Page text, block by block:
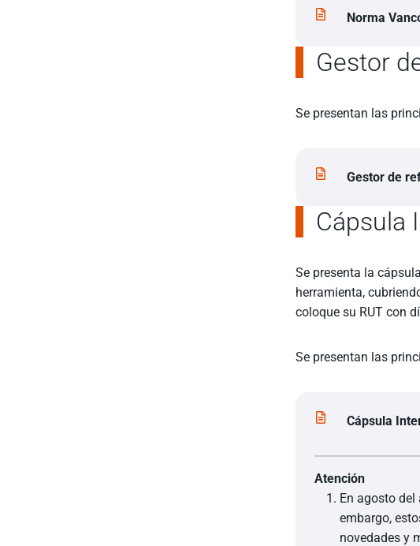
Norma
Gestor
Se presentan las
Gestor de
Cápsula
Se presenta la
herramienta,
coloque su RUT con
Se presentan las
Cápsula
Atención
En agosto
embargo,
novedades y